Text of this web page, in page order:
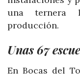
una ternera
producción.
Unas 67
En Bocas del